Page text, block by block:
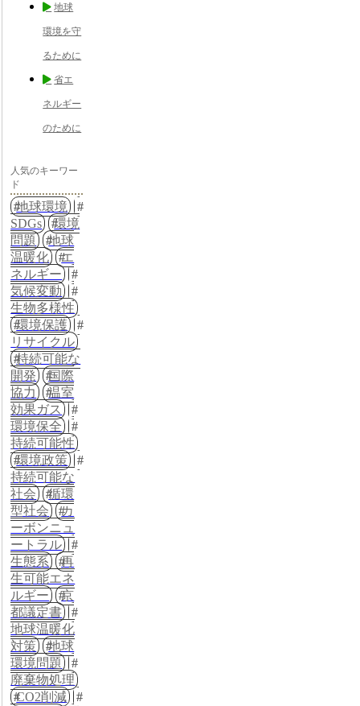
地球
環境を守
るために
省エ
ネルギー
のために
人気のキーワー
ド
地球環境
SDGs
環境
問題
地球
温暖化
エ
ネルギー
気候変動
生物多様性
環境保護
リサイクル
持続可能な
開発
国際
協力
温室
効果ガス
環境保全
持続可能性
環境政策
持続可能な
社会
循環
型社会
カ
ーボンニュ
ートラル
生態系
再
生可能エネ
ルギー
京
都議定書
地球温暖化
対策
地球
環境問題
廃棄物処理
CO2削減